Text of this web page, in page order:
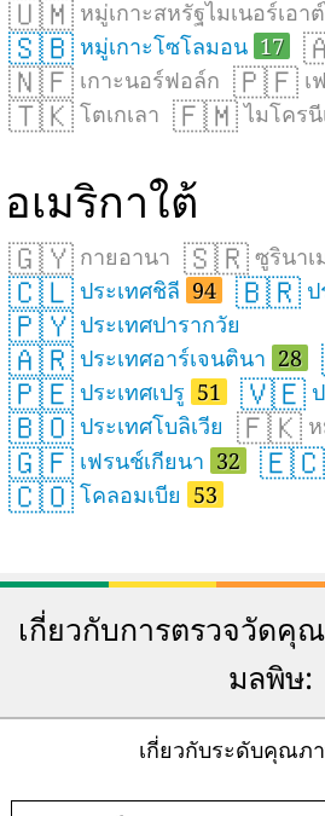
🇺🇲 หมู่เกาะสหรัฐไมเนอร์เอา
🇸🇧 หมู่เกาะโซโลมอน 17
🇳🇫 เกาะนอร์ฟอล์ก 🇵🇫 เ
🇹🇰 โตเกเลา 🇫🇲ไมโครนี
อเมริกาใต้
🇬🇾 กายอานา 🇸🇷 ซูรินาเ
🇨🇱 ประเทศชิลี 94 🇧🇷
🇵🇾 ประเทศปารากวัย
🇦🇷 ประเทศอาร์เจนตินา 28
🇵🇪 ประเทศเปรู 51 🇻🇪
🇧🇴 ประเทศโบลิเวีย 🇫🇰
🇬🇫 เฟรนช์เกียนา 32 🇪🇨
🇨🇴 โคลอมเบีย 53
เกี่ยวกับการตรวจวัดคุ
มลพิษ:
เกี่ยวกับระดับคุณภ